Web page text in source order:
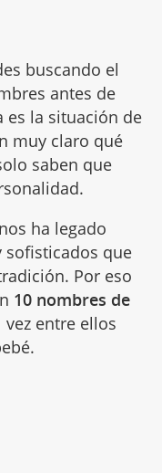
buscando el
antes de
es la situación de
muy claro qué
saben que
ha legado
sofisticados que
Por eso
10 nombres de
entre ellos